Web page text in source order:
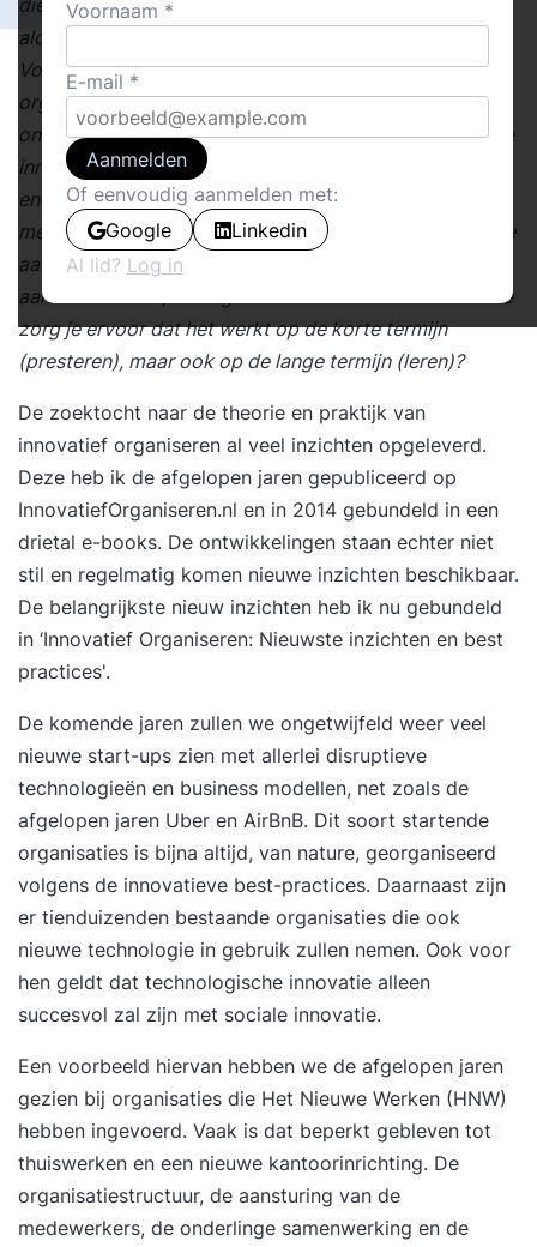
diensten kunt genereren’,
aldus professor Henk
Volberda. Sociale innovatie, ofwel innovatief
organiseren, wordt steeds vaker een belangrijk en
onderscheidend concurrentievoordeel. Maar hoe pak je
innovatief organiseren aan? Hoe mobiliseer je de
energie, het denkvermogen en het initiatief van alle
medewerkers in de organisatie? En dat op een wijze die
aantrekkelijk is voor alle stakeholders, dus voor
aandeelhouders, management en medewerkers. En hoe
zorg je ervoor dat het werkt op de korte termijn
(presteren), maar ook op de lange termijn (leren)?
De zoektocht naar de theorie en praktijk van
innovatief organiseren al veel inzichten opgeleverd.
Deze heb ik de afgelopen jaren gepubliceerd op
InnovatiefOrganiseren.nl en in 2014 gebundeld in een
drietal e-books. De ontwikkelingen staan echter niet
stil en regelmatig komen nieuwe inzichten beschikbaar.
De belangrijkste nieuw inzichten heb ik nu gebundeld
in ‘Innovatief Organiseren: Nieuwste inzichten en best
practices'.
De komende jaren zullen we ongetwijfeld weer veel
nieuwe start-ups zien met allerlei disruptieve
technologieën en business modellen, net zoals de
afgelopen jaren Uber en AirBnB. Dit soort startende
organisaties is bijna altijd, van nature, georganiseerd
volgens de innovatieve best-practices. Daarnaast zijn
er tienduizenden bestaande organisaties die ook
nieuwe technologie in gebruik zullen nemen. Ook voor
hen geldt dat technologische innovatie alleen
succesvol zal zijn met sociale innovatie.
Een voorbeeld hiervan hebben we de afgelopen jaren
gezien bij organisaties die Het Nieuwe Werken (HNW)
hebben ingevoerd. Vaak is dat beperkt gebleven tot
thuiswerken en een nieuwe kantoorinrichting. De
organisatiestructuur, de aansturing van de
medewerkers, de onderlinge samenwerking en de
Voornaam
E-mail
Aanmelden
Of eenvoudig aanmelden met:
Google
Linkedin
Al lid? Log in